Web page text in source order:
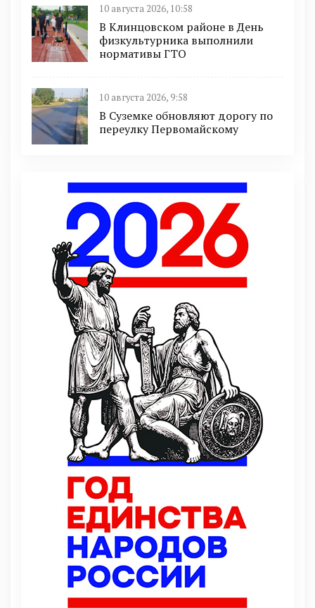
10 августа 2026, 10:58
В Клинцовском районе в День
физкультурника выполнили
нормативы ГТО
10 августа 2026, 9:58
В Суземке обновляют дорогу по
переулку Первомайскому